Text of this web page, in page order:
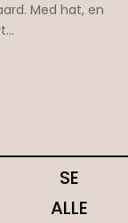
Med hat, en
SE
ALLE